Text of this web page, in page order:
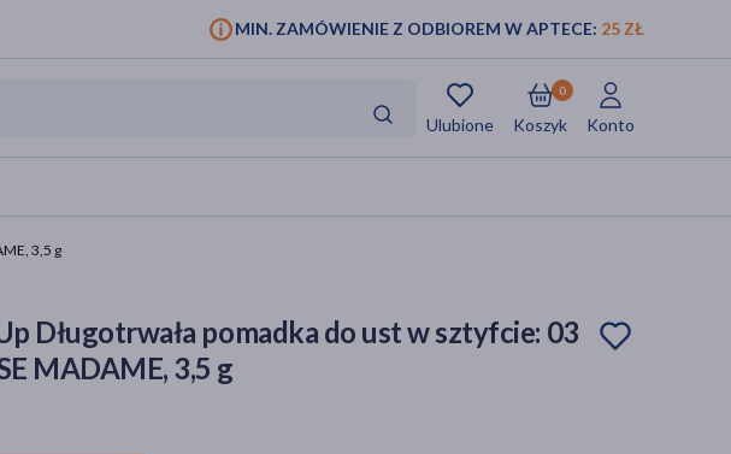
MIN. ZAMÓWIENIE Z ODBIOREM W APTECE: 25 ZŁ
Ulubione Koszyk
0
Konto
3,5 g
Długotrwała pomadka do ust w sztyfcie: 03
MADAME, 3,5 g